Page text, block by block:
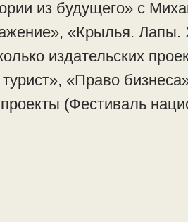
из будущего» с
«Крылья. Лапы.
издательских
«Право
(Фестиваль